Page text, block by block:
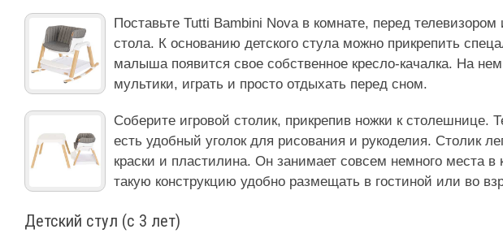
Поставьте Tutti Bambini Nova в комнате, перед телевизором
стола. К основанию детского стула можно прикрепить
малыша появится свое собственное кресло-качалка. На
мультики, играть и просто отдыхать перед сном.
Соберите игровой столик, прикрепив ножки к столешнице.
есть удобный уголок для рисования и рукоделия. Столик
краски и пластилина. Он занимает совсем немного места в
такую конструкцию удобно размещать в гостиной или во
Детский стул (с 3 лет)